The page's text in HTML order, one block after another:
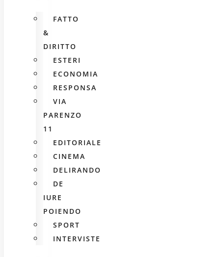
FATTO
&
DIRITTO
ESTERI
ECONOMIA
RESPONSA
VIA
PARENZO
11
EDITORIALE
CINEMA
DELIRANDO
DE
IURE
POIENDO
SPORT
INTERVISTE